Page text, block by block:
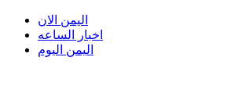
اليمن الان
اخبار الساعه
اليمن اليوم